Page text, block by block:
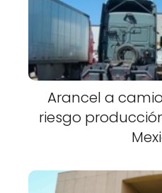
Arancel a
riesgo